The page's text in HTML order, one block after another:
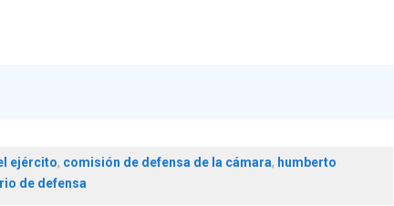
ejército, comisión de defensa de la cámara, humberto
de defensa